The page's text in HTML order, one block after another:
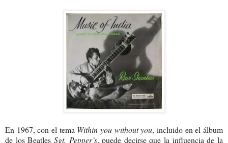
En 1967, con el tema Within you without you, incluido en el álbum
de los Beatles Sgt. Pepper’s, puede decirse que la influencia de la